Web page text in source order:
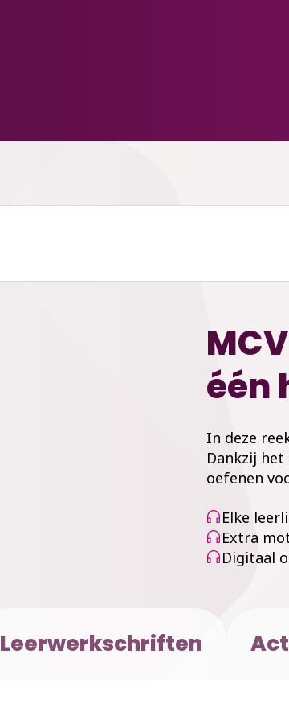
één
In deze
Dankzij
oefenen
Elke
Extra
Digitaal
Leerwerkschriften